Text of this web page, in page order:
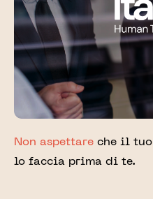
Non aspettare che il tuo
lo faccia prima di te.